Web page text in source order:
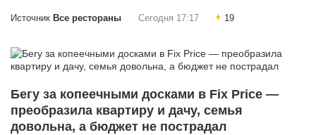
Источник Все рестораны Сегодня 17:17 19
Бегу за копеечными досками в Fix Price —
преобразила квартиру и дачу, семья
довольна, а бюджет не пострадал